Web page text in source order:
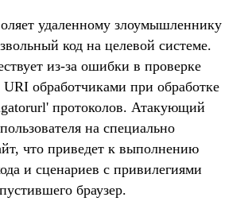
удаленному злоумышленнику
код на целевой системе.
из-за ошибки в проверке
обработчиками при обработке
протоколов. Атакующий
на специально
что приведет к выполнению
и сценариев с привилегиями
браузер.